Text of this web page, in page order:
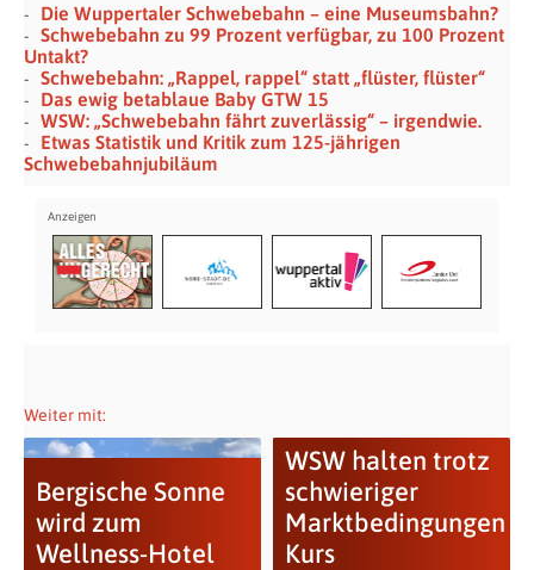
Die Wuppertaler Schwebebahn – eine Museumsbahn?
Schwebebahn zu 99 Prozent verfügbar, zu 100 Prozent
Untakt?
Schwebebahn: „Rappel, rappel“ statt „flüster, flüster“
Das ewig betablaue Baby GTW 15
WSW: „Schwebebahn fährt zuverlässig“ – irgendwie.
Etwas Statistik und Kritik zum 125-jährigen
Schwebebahn­jubiläum
Weiter mit:
Bergische Sonne
wird zum
Wellness-Hotel
WSW halten trotz
schwieriger
Marktbedingungen
Kurs